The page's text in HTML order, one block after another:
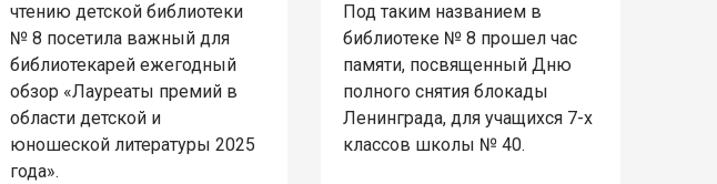
чтению детской библиотеки
№ 8 посетила важный для
библиотекарей ежегодный
обзор «Лауреаты премий в
области детской и
юношеской литературы 2025
года».
Под таким названием в
библиотеке № 8 прошел час
памяти, посвященный Дню
полного снятия блокады
Ленинграда, для учащихся 7-х
классов школы № 40.